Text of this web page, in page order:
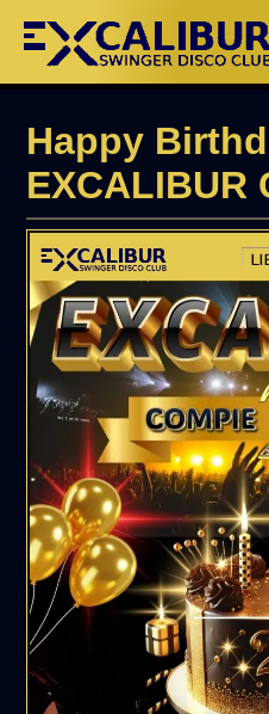
Happy
EXCALIBUR